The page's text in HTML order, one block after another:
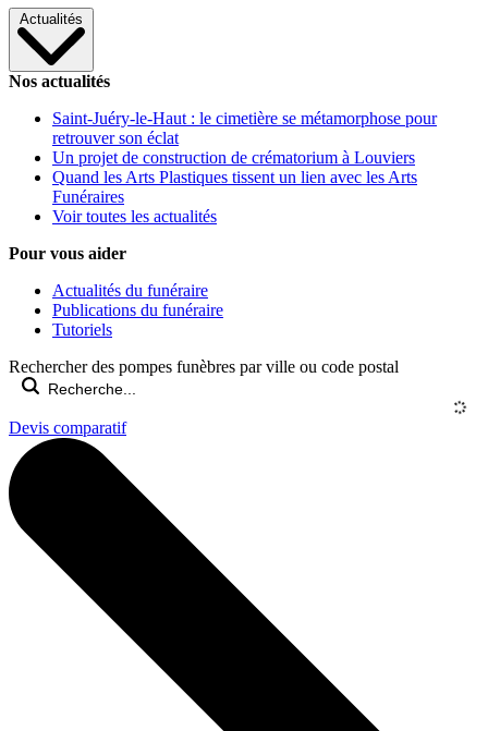
Actualités
Nos actualités
Saint-Juéry-le-Haut : le cimetière se métamorphose pour
retrouver son éclat
Un projet de construction de crématorium à Louviers
Quand les Arts Plastiques tissent un lien avec les Arts
Funéraires
Voir toutes les actualités
Pour vous aider
Actualités du funéraire
Publications du funéraire
Tutoriels
Rechercher des pompes funèbres par ville ou code postal
Devis comparatif